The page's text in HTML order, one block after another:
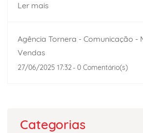
Ler mais
Agência Tornera - Comunicação -
Vendas
27/06/2025 17:32- 0 Comentário(s)
Categorias